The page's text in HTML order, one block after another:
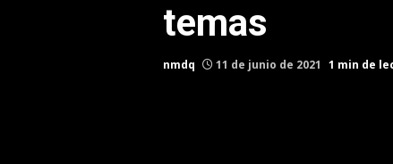
temas
nmdq 11 de junio de 2021 1 min de